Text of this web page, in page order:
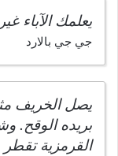
يعلمك الآباء
جي جي بالارد
يصل الخريف
بريده الوقح.
القرمزية